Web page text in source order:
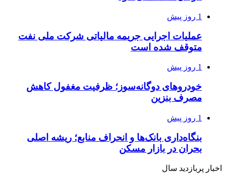
1 روز پیش
عملیات اجرایی جریمه مالیاتی شرکت ملی نفت
متوقف شده است
1 روز پیش
خودروهای دوگانه‌سوز؛ ظرفیت مغفول کاهش
مصرف بنزین
1 روز پیش
بنگاه‌داری بانک‌ها و انحراف منابع؛ ریشه اصلی
بحران در بازار مسکن
اخبار پربازدید سال